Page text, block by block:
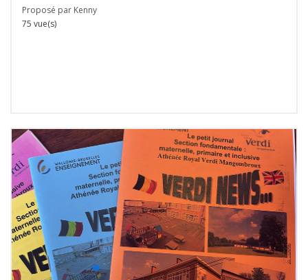
Proposé par Kenny
75 vue(s)